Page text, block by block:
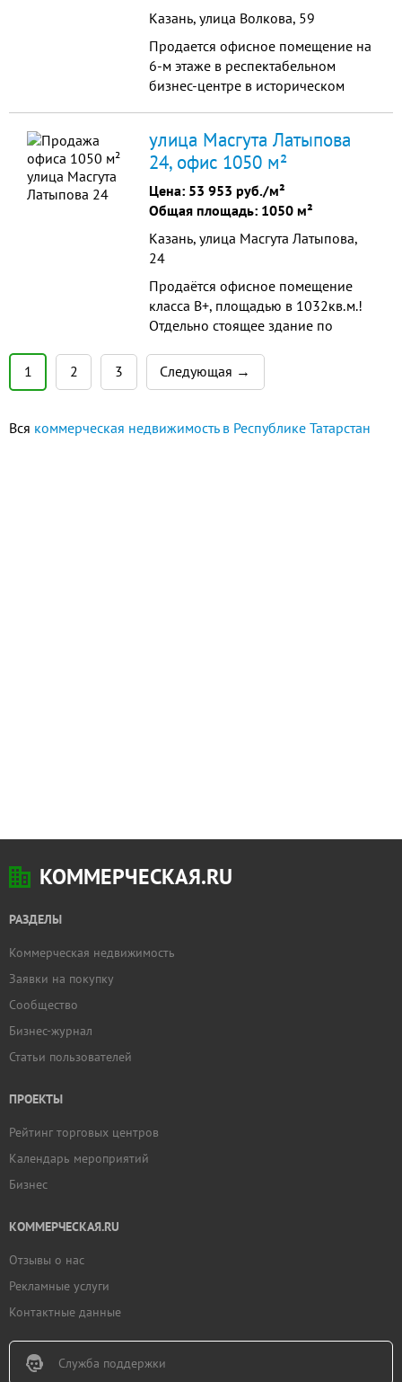
...
Казань, улица Волкова, 59
Продается офисное помещение на
6-м этаже в респектабельном
бизнес-центре в историческом
м2. Состоит из двух обособленных
офисов с арендаторами. Оба офиса
с новым ремонтом, оснащены
санузлами. Городской телефон и
улица Масгута Латыпова
24, офис 1050 м²
Цена: 53 953 руб./м²
Общая площадь: 1050 м²
Казань, улица Масгута Латыпова,
24
Продаётся офисное помещение
класса B+, площадью в 1032кв.м.!
Отдельно стоящее здание по
земельном участке 993кв.м. +
530кв.м. соседнего участка,
расположен в центре Казани. - 3
1 2 3 Следующая →
Вся коммерческая недвижимость в Республике Татарстан
КОММЕРЧЕСКАЯ.RU
РАЗДЕЛЫ
Коммерческая недвижимость
Заявки на покупку
Сообщество
Бизнес-журнал
Статьи пользователей
ПРОЕКТЫ
Рейтинг торговых центров
Календарь мероприятий
Бизнес
КОММЕРЧЕСКАЯ.RU
Отзывы о нас
Рекламные услуги
Контактные данные
Служба поддержки